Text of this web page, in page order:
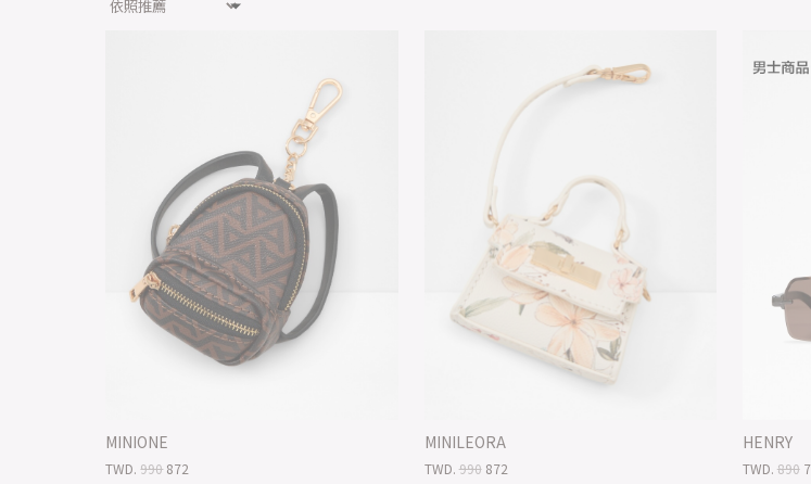
MINIONE
TWD. 990 872
MINILEORA
TWD. 990 872
HENRY
TWD. 890